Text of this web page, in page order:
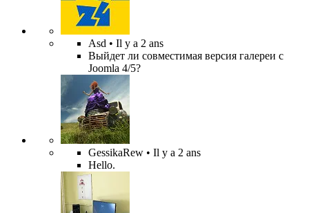
Asd • Il y a 2 ans
Выйдет ли совместимая версия галереи с
Joomla 4/5?
GessikaRew • Il y a 2 ans
Hello.